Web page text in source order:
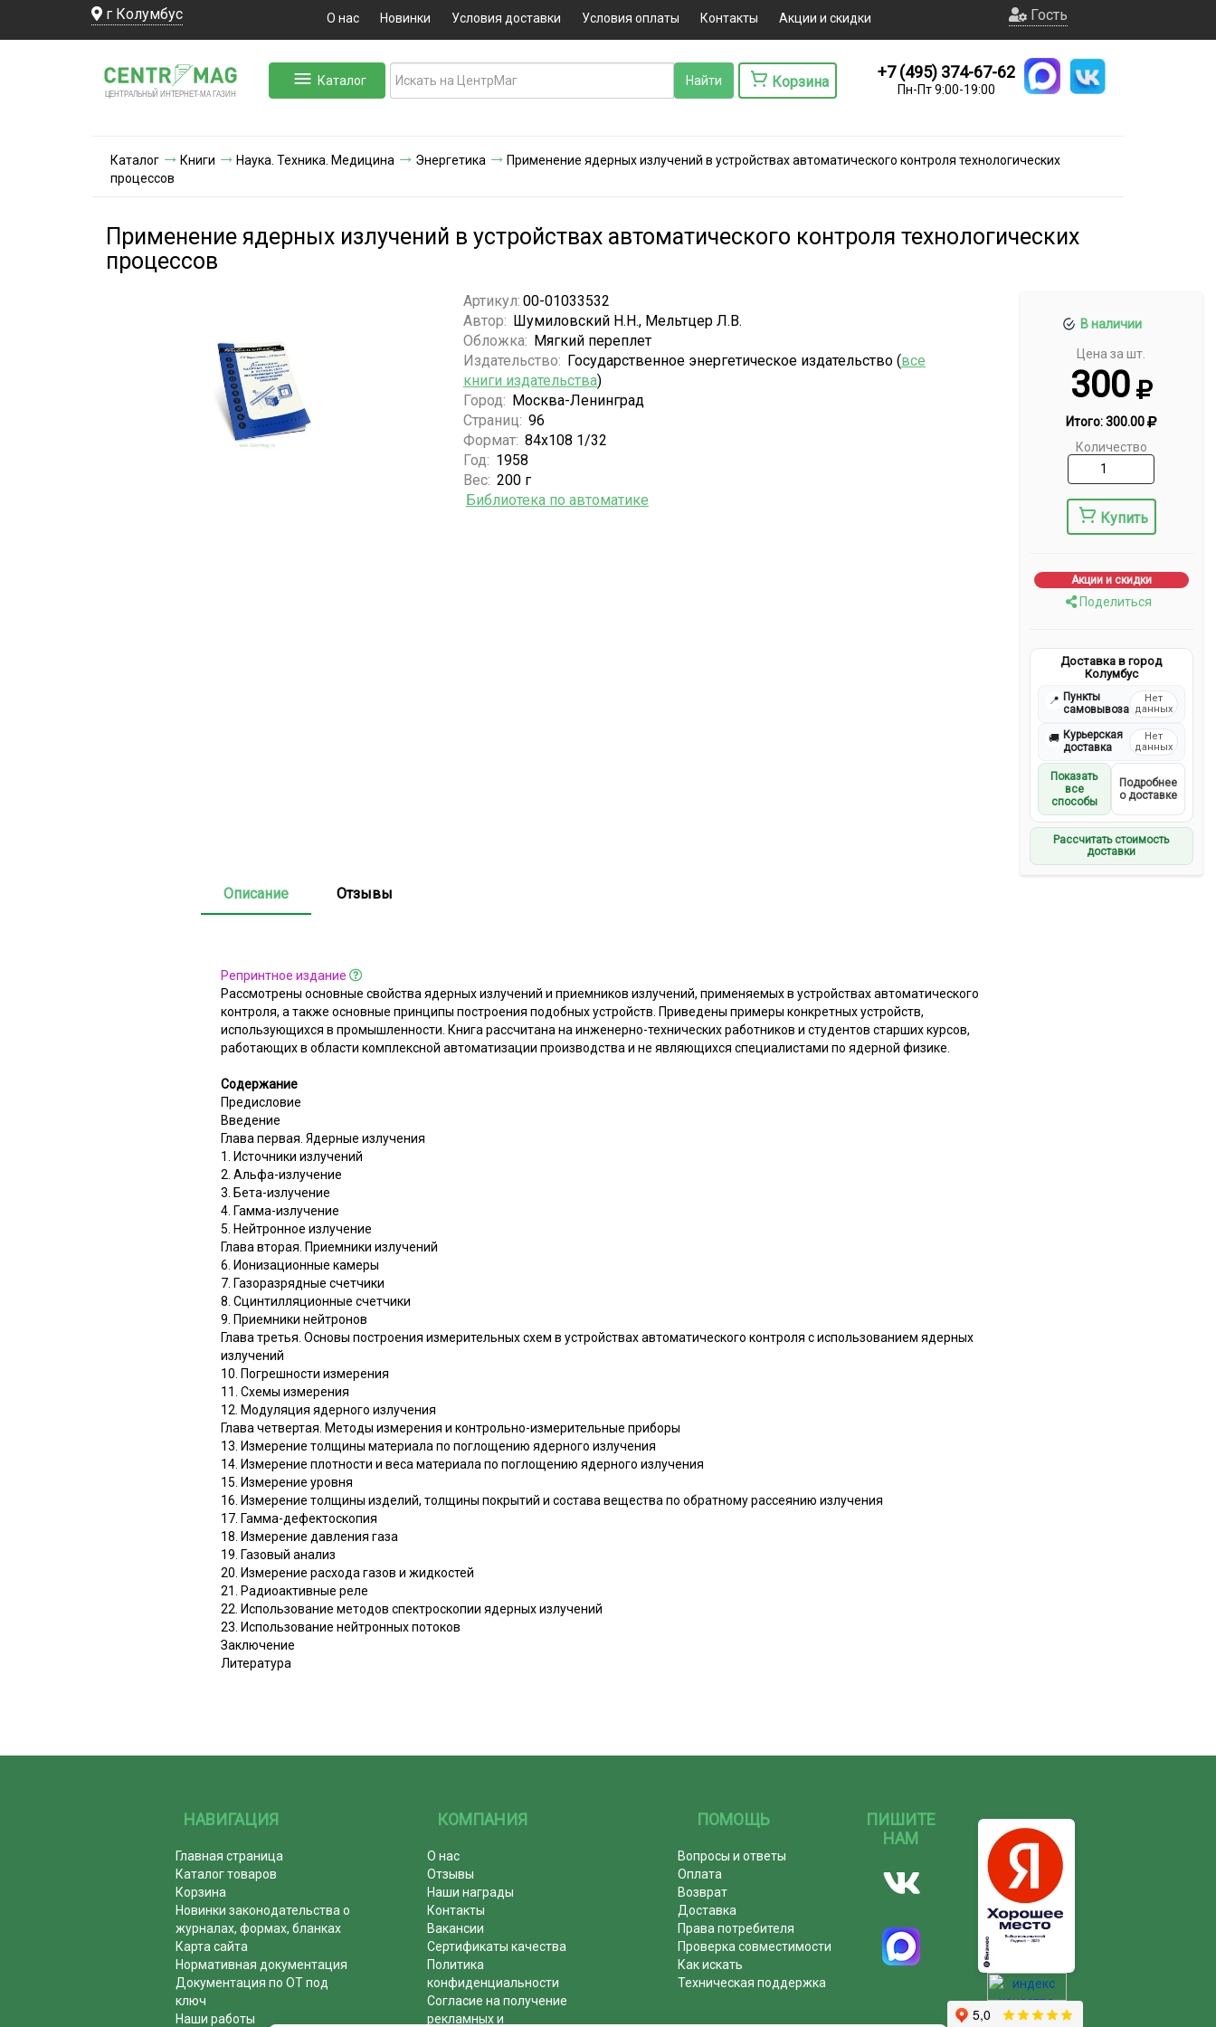
г Колумбус О нас Новинки Условия доставки Условия оплаты Контакты Акции и скидки Гость
ЦЕНТРАЛЬНЫЙ ИНТЕРНЕТ-МА ГАЗИН
Каталог Корзина
+7 (495) 374-67-62
Пн-Пт 9:00-19:00
Каталог Книги Наука. Техника. Медицина Энергетика
Применение ядерных излучений в устройствах автоматического контроля технологических
процессов
Применение ядерных излучений в устройствах автоматического контроля технологических
процессов
В наличии
Цена за шт.
300
Итого:300.00
Количество
Купить
Акции и скидки
Поделиться
Доставка в город
Колумбус
📍 Пункты
самовывоза
Нет
данных
🚚 Курьерская
доставка
Нет
данных
Показать
все
способы
Подробнее
о доставке
Рассчитать стоимость
доставки
Артикул: 00-01033532
Автор: Шумиловский Н.Н., Мельтцер Л.В.
Обложка: Мягкий переплет
Издательство: Государственное энергетическое издательство (все
книги издательства)
Город: Москва-Ленинград
Страниц: 96
Формат: 84х108 1/32
Год: 1958
Вес: 200 г
Библиотека по автоматике
Описание Отзывы
Репринтное издание
Рассмотрены основные свойства ядерных излучений и приемников излучений, применяемых в устройствах автоматического
контроля, а также основные принципы построения подобных устройств. Приведены примеры конкретных устройств,
использующихся в промышленности. Книга рассчитана на инженерно-технических работников и студентов старших курсов,
работающих в области комплексной автоматизации производства и не являющихся специалистами по ядерной физике.
Содержание
Предисловие
Введение
Глава первая. Ядерные излучения
1. Источники излучений
2. Альфа-излучение
3. Бета-излучение
4. Гамма-излучение
5. Нейтронное излучение
Глава вторая. Приемники излучений
6. Ионизационные камеры
7. Газоразрядные счетчики
8. Сцинтилляционные счетчики
9. Приемники нейтронов
Глава третья. Основы построения измерительных схем в устройствах автоматического контроля с использованием ядерных
излучений
10. Погрешности измерения
11. Схемы измерения
12. Модуляция ядерного излучения
Глава четвертая. Методы измерения и контрольно-измерительные приборы
13. Измерение толщины материала по поглощению ядерного излучения
14. Измерение плотности и веса материала по поглощению ядерного излучения
15. Измерение уровня
16. Измерение толщины изделий, толщины покрытий и состава вещества по обратному рассеянию излучения
17. Гамма-дефектоскопия
18. Измерение давления газа
19. Газовый анализ
20. Измерение расхода газов и жидкостей
21. Радиоактивные реле
22. Использование методов спектроскопии ядерных излучений
23. Использование нейтронных потоков
Заключение
Литература
НАВИГАЦИЯ
Главная страница
Каталог товаров
Корзина
Новинки законодательства о
журналах, формах, бланках
Карта сайта
Нормативная документация
Документация по ОТ под
ключ
Наши работы
КОМПАНИЯ
О нас
Отзывы
Наши награды
Контакты
Вакансии
Сертификаты качества
Политика
конфиденциальности
Согласие на получение
рекламных и
ПОМОЩЬ
Вопросы и ответы
Оплата
Возврат
Доставка
Права потребителя
Проверка совместимости
Как искать
Техническая поддержка
ПИШИТЕ
НАМ